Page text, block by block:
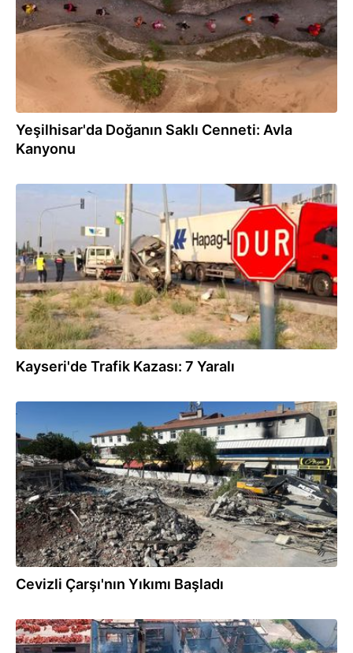
Yeşilhisar'da Doğanın Saklı Cenneti: Avla
Kanyonu
29.07.2025
Kayseri'de Trafik Kazası: 7 Yaralı
Cevizli Çarşı'nın Yıkımı Başladı
29.06.2025